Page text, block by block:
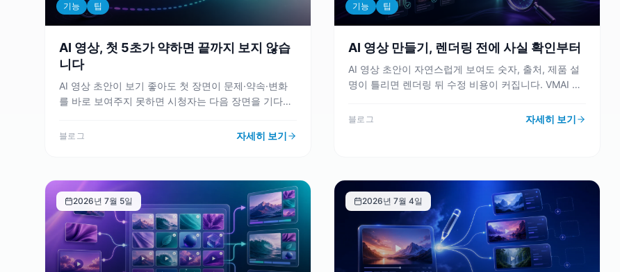
기능 팁
AI 영상, 첫 5초가 약하면 끝까지 보지 않습
니다
AI 영상 초안이 보기 좋아도 첫 장면이 문제·약속·변화
를 바로 보여주지 못하면 시청자는 다음 장면을 기다리
첫 5초 후크를 먼저 설계해야 하는 이유를 정리합니다.
블로그 자세히 보기
기능 팁
AI 영상 만들기, 렌더링 전에 사실 확인부터
AI 영상 초안이 자연스럽게 보여도 숫자, 출처, 제품 설
명이 틀리면 렌더링 뒤 수정 비용이 커집니다. VMAI 아
인을 끝내는 기준을 정리합니다.
블로그 자세히 보기
2026년 7월 5일 2026년 7월 4일